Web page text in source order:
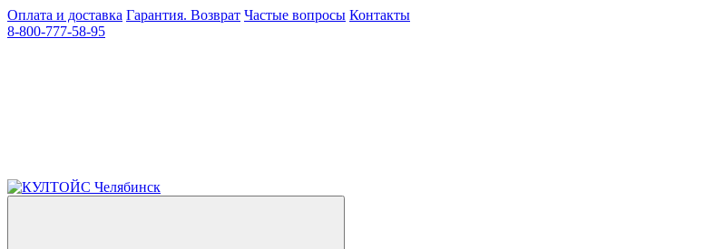
Оплата и доставка Гарантия. Возврат Частые вопросы Контакты
8-800-777-58-95